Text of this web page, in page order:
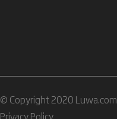
© Copyright 2020 Luwa.com
Privacy Policy